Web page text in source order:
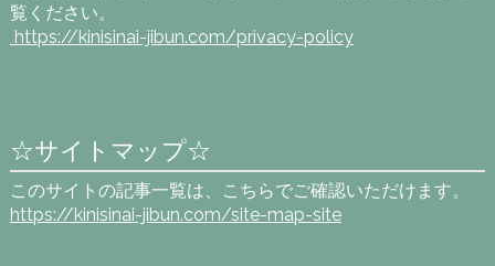
覧ください。
https://kinisinai-jibun.com/privacy-policy
☆サイトマップ☆
このサイトの記事一覧は、こちらでご確認いただけます。
https://kinisinai-jibun.com/site-map-site